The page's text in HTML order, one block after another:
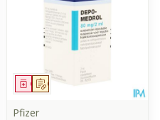
Op voorschrift
Geneesmiddel
Pfizer